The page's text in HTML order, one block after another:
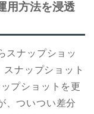
用方法を浸透
スナップショッ
ナップショット
プショットを更
、ついつい差分